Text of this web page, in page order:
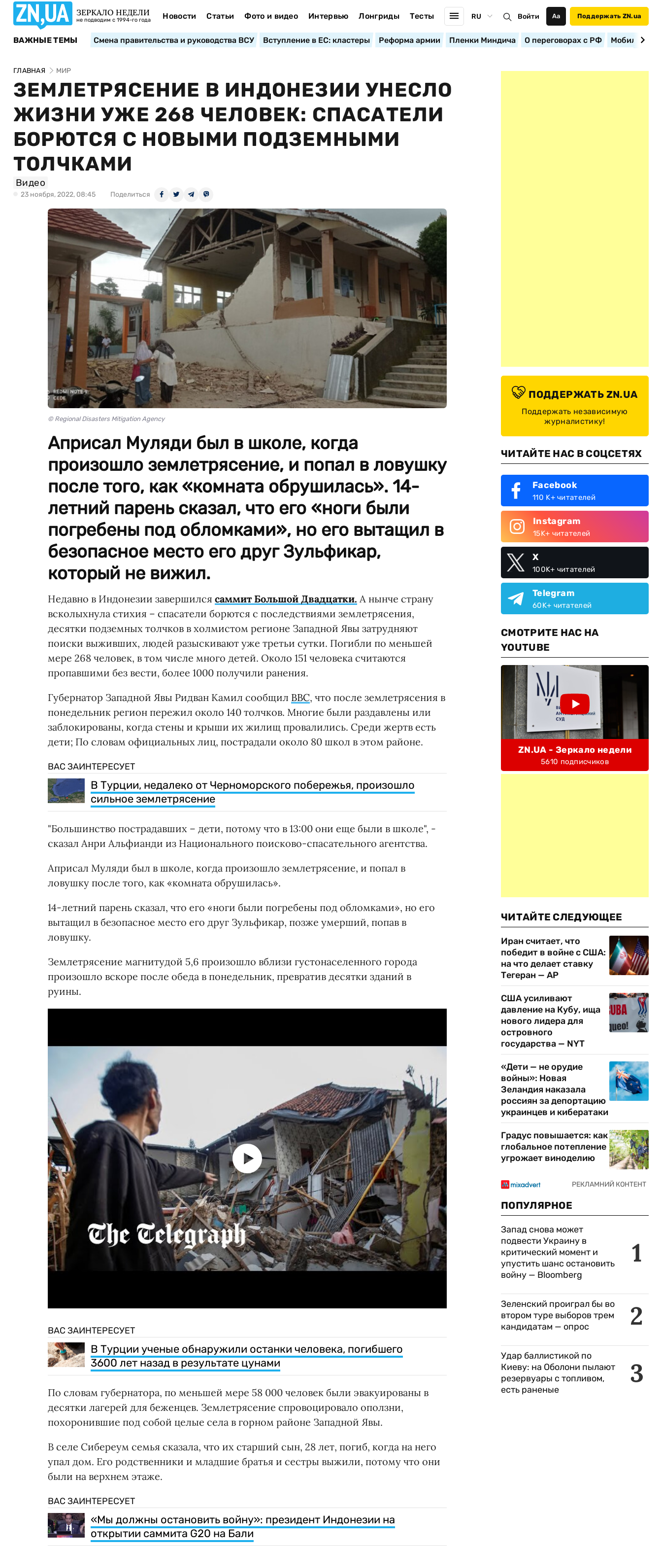
ЗЕРКАЛО НЕДЕЛИ
не подводим с 1994-го года Новости Статьи Фото и видео Интервью Лонгриды Тесты RU Войти Аа Поддержать ZN.ua
ВАЖНЫЕ ТЕМЫ Смена правительства и руководства ВСУ Вступление в ЕС: кластеры Реформа армии Пленки Миндича О переговорах с РФ
ГЛАВНАЯ МИР
ЗЕМЛЕТРЯСЕНИЕ В ИНДОНЕЗИИ УНЕСЛО
ЖИЗНИ УЖЕ 268 ЧЕЛОВЕК: СПАСАТЕЛИ
БОРЮТСЯ С НОВЫМИ ПОДЗЕМНЫМИ
ТОЛЧКАМИ
Видео
23 ноября, 2022, 08:45 Поделиться
© Regional Disasters Mitigation Agency
Априсал Муляди был в школе, когда
произошло землетрясение, и попал в ловушку
после того, как «комната обрушилась». 14-
летний парень сказал, что его «ноги были
погребены под обломками», но его вытащил в
безопасное место его друг Зульфикар,
который не вижил.
Недавно в Индонезии завершился саммит Большой Двадцатки. А нынче страну
всколыхнула стихия – спасатели борются с последствиями землетрясения,
десятки подземных толчков в холмистом регионе Западной Явы затрудняют
поиски выживших, людей разыскивают уже третьи сутки. Погибли по меньшей
мере 268 человек, в том числе много детей. Около 151 человека считаются
пропавшими без вести, более 1000 получили ранения.
Губернатор Западной Явы Ридван Камил сообщил BBC, что после землетрясения в
понедельник регион пережил около 140 толчков. Многие были раздавлены или
заблокированы, когда стены и крыши их жилищ провалились. Среди жертв есть
дети; По словам официальных лиц, пострадали около 80 школ в этом районе.
ВАС ЗАИНТЕРЕСУЕТ
В Турции, недалеко от Черноморского побережья, произошло
сильное землетрясение
"Большинство пострадавших – дети, потому что в 13:00 они еще были в школе", -
сказал Анри Альфианди из Национального поисково-спасательного агентства.
Априсал Муляди был в школе, когда произошло землетрясение, и попал в
ловушку после того, как «комната обрушилась».
14-летний парень сказал, что его «ноги были погребены под обломками», но его
вытащил в безопасное место его друг Зульфикар, позже умерший, попав в
ловушку.
Землетрясение магнитудой 5,6 произошло вблизи густонаселенного города
произошло вскоре после обеда в понедельник, превратив десятки зданий в
руины.
ВАС ЗАИНТЕРЕСУЕТ
В Турции ученые обнаружили останки человека, погибшего
3600 лет назад в результате цунами
По словам губернатора, по меньшей мере 58 000 человек были эвакуированы в
десятки лагерей для беженцев. Землетрясение спровоцировало оползни,
похоронившие под собой целые села в горном районе Западной Явы.
В селе Сибереум семья сказала, что их старший сын, 28 лет, погиб, когда на него
упал дом. Его родственники и младшие братья и сестры выжили, потому что они
были на верхнем этаже.
ВАС ЗАИНТЕРЕСУЕТ
«Мы должны остановить войну»: президент Индонезии на
открытии саммита G20 на Бали
ПОДДЕРЖАТЬ ZN.UA
Поддержать независимую
журналистику!
ЧИТАЙТЕ НАС В СОЦСЕТЯХ
Facebook
110 K+ читателей
Instagram
15K+ читателей
X
100K+ читателей
Telegram
60K+ читателей
СМОТРИТЕ НАС НА
YOUTUBE
ZN.UA - Зеркало недели
5610 подписчиков
ЧИТАЙТЕ СЛЕДУЮЩЕЕ
Иран считает, что
победит в войне с США:
на что делает ставку
Тегеран — AP
США усиливают
давление на Кубу, ища
нового лидера для
островного
государства — NYT
«Дети — не орудие
войны»: Новая
Зеландия наказала
россиян за депортацию
украинцев и кибератаки
Градус повышается: как
глобальное потепление
угрожает виноделию
ПОПУЛЯРНОЕ
1
Запад снова может
подвести Украину в
критический момент и
упустить шанс остановить
войну — Bloomberg
2
Зеленский проиграл бы во
втором туре выборов трем
кандидатам — опрос
3
Удар баллистикой по
Киеву: на Оболони пылают
резервуары с топливом,
есть раненые